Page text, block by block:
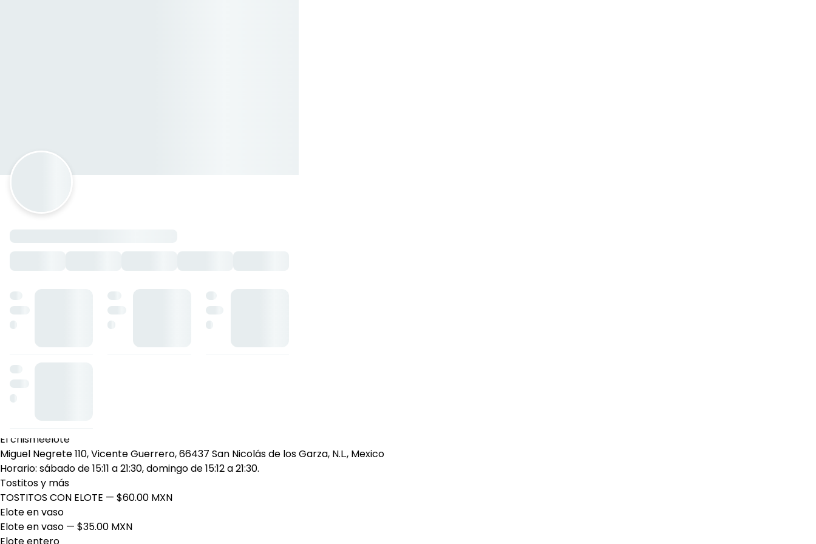
El chismeelote
Miguel Negrete 110, Vicente Guerrero, 66437 San Nicolás de los Garza, N.L., Mexico
Horario: sábado de 15:11 a 21:30, domingo de 15:12 a 21:30.
Tostitos y más
TOSTITOS CON ELOTE — $60.00 MXN
Elote en vaso
Elote en vaso — $35.00 MXN